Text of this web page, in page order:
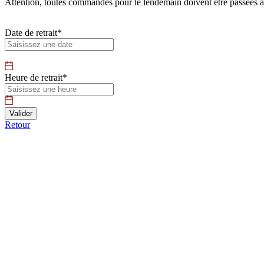
Date de retrait*
Heure de retrait*
Retour